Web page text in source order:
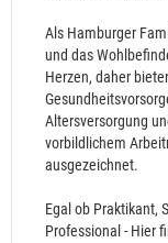
Als Hamburger
und das
Herzen, daher
Altersversorgung
vorbildlichem
ausgezeichnet.
Egal ob Praktikant,
Professional - Hier